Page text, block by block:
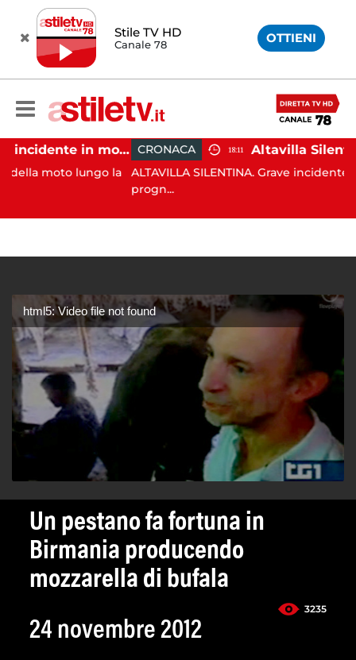
Stile TV HD
Canale 78 OTTIENI
Castellabate, incidente in moto: 27enne in ospedale
lungo la
CRONACA 18:11
ALTAVILLA SILENTINA. Grave incidente in
html5: Video file not found
Un pestano fa fortuna in
Birmania producendo
mozzarella di bufala
3235
24 novembre 2012